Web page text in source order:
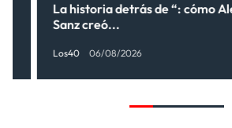
La historia detrás de “: cómo
Sanz creó...
Los40 06/08/2026